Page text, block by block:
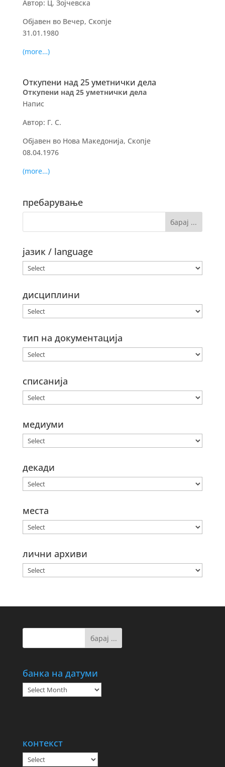
Автор: Ц. Зојчевска
Објавен во Вечер, Скопје
31.01.1980
(more…)
Откупени над 25 уметнички дела
Откупени над 25 уметнички дела
Напис
Автор: Г. С.
Објавен во Нова Македонија, Скопје
08.04.1976
(more…)
пребарување
јазик / language
дисциплини
тип на документација
списанија
медиуми
декади
места
лични архиви
банка на датуми
банка
на
контекст